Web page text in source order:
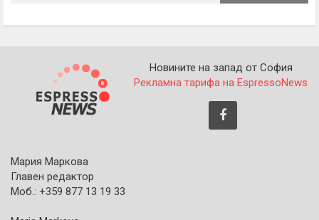
Новините на запад от София
Рекламна тарифа на EspressoNews
Мария Маркова
Главен редактор
Моб.: +359 877 13 19 33